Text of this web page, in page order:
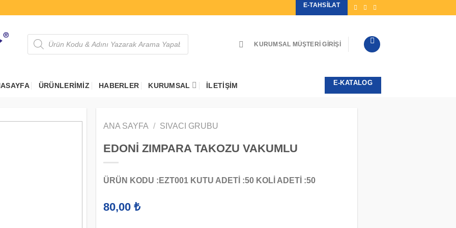
E-TAHSILAT
Products
search
KURUMSAL MÜŞTERI GIRIŞI
ÜRÜNLERIMIZ HABERLER KURUMSAL İLETIŞIM E-KATALOG
ANA SAYFA / SIVACI GRUBU
EDONİ ZIMPARA TAKOZU VAKUMLU
ÜRÜN KODU :EZT001 KUTU ADETİ :50 KOLİ ADETİ :50
80,00₺